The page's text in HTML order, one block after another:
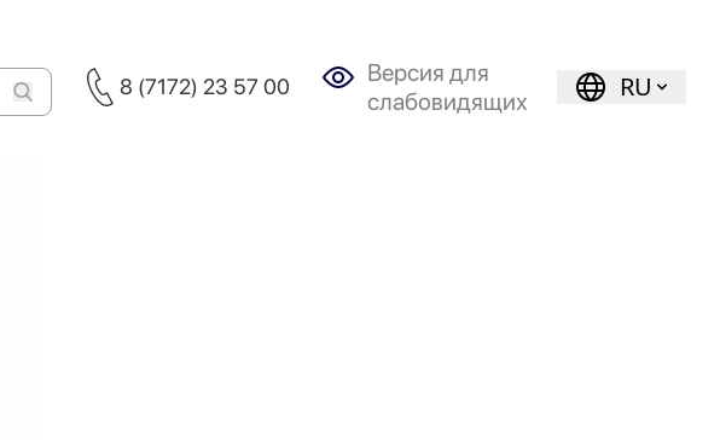
8 (7172) 23 57 00
Версия для
слабовидящих
RU